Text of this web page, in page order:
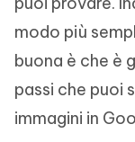
modo più
buona è che è
passi che puoi
immagini in